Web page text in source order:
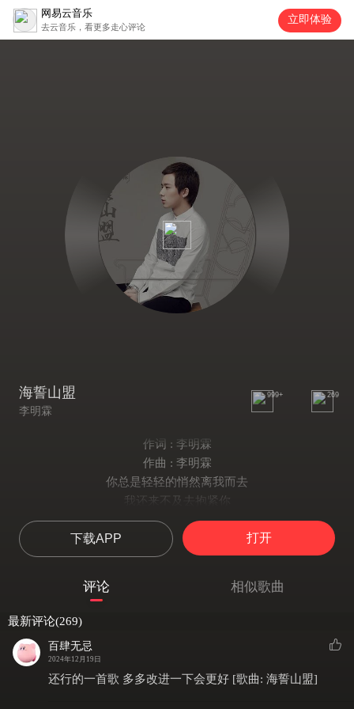
网易云音乐
去云音乐，看更多走心评论
立即体验
海誓山盟
李明霖
999+ 269
作词 : 李明霖
作曲 : 李明霖
你总是轻轻的悄然离我而去
我还来不及去抱紧你
他曾与你手牵着手一起旅行
属于三个人的电影
他总能够随意牵动你的心
你不经意透露出真实的表情
都怪我 曾经自私太懦弱
下载APP 打开
评论 相似歌曲
最新评论(269)
百肆无忌
2024年12月19日
还行的一首歌 多多改进一下会更好 [歌曲: 海誓山盟]